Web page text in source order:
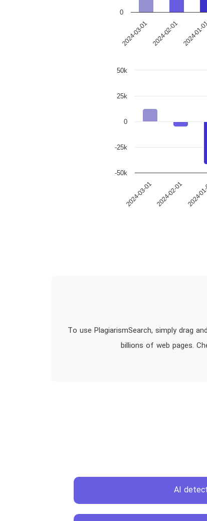
2024-03-01 2024-02-01 2024-
0
2024-03-01 2024-02-01
-50k
-25k
0
25k
50k
To use PlagiarismSearch, simply drag
billions of web pages.
AI